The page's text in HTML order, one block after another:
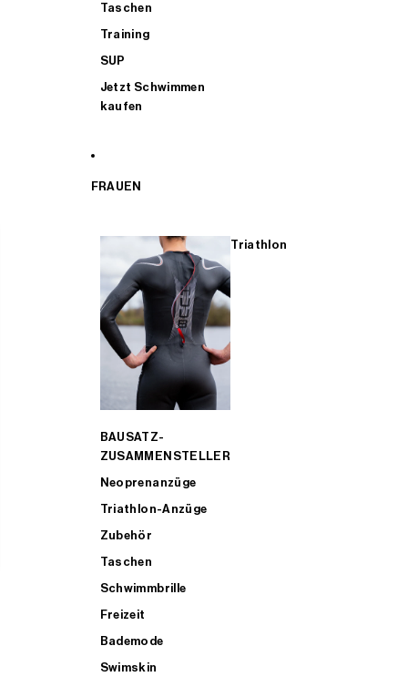
Taschen
Training
SUP
Jetzt Schwimmen
kaufen
FRAUEN
Triathlon
BAUSATZ-
ZUSAMMENSTELLER
Neoprenanzüge
Triathlon-Anzüge
Zubehör
Taschen
Schwimmbrille
Freizeit
Bademode
Swimskin